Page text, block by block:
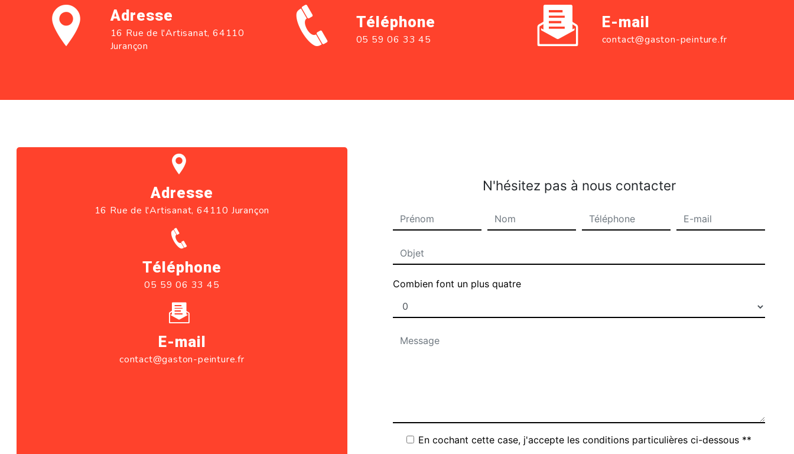
Adresse
16 Rue de l'Artisanat, 64110
Jurançon
Téléphone
05 59 06 33 45
E-mail
contact@gaston-peinture.fr
N'hésitez pas à nous contacter
Combien font un plus quatre
En cochant cette case, j'accepte les conditions particulières ci-dessous **
Adresse
16 Rue de l'Artisanat, 64110 Jurançon
Téléphone
05 59 06 33 45
E-mail
contact@gaston-peinture.fr